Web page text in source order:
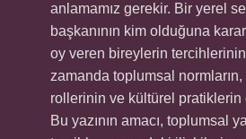
anlamamız gerekir. Bir yerel
başkanının kim olduğuna
oy veren bireylerin tercihlerinin
zamanda toplumsal
rollerinin ve kültürel pratiklerin
Bu yazının amacı, toplumsal